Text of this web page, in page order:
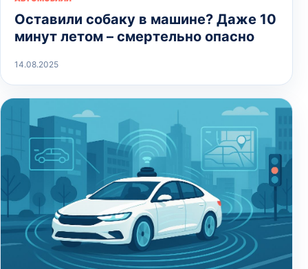
Оставили собаку в машине? Даже 10
минут летом – смертельно опасно
14.08.2025